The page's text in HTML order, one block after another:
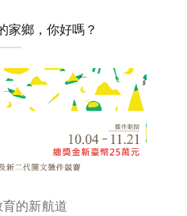
家鄉，你好嗎？
的新航道